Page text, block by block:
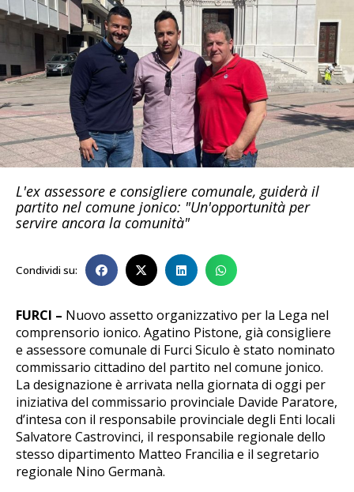
L'ex assessore e consigliere comunale, guiderà il
partito nel comune jonico: "Un'opportunità per
servire ancora la comunità"
Condividi su:
FURCI – Nuovo assetto organizzativo per la Lega nel
comprensorio ionico. Agatino Pistone, già consigliere
e assessore comunale di Furci Siculo è stato nominato
commissario cittadino del partito nel comune jonico.
La designazione è arrivata nella giornata di oggi per
iniziativa del commissario provinciale Davide Paratore,
d’intesa con il responsabile provinciale degli Enti locali
Salvatore Castrovinci, il responsabile regionale dello
stesso dipartimento Matteo Francilia e il segretario
regionale Nino Germanà.